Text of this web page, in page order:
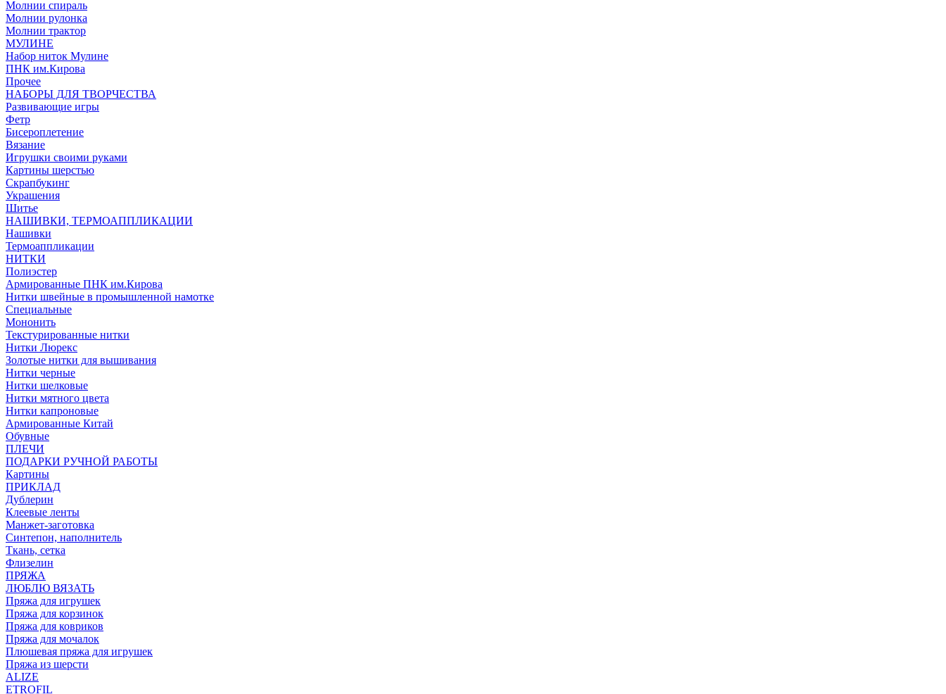
Молнии спираль
Молнии рулонка
Молнии трактор
МУЛИНЕ
Набор ниток Мулине
ПНК им.Кирова
Прочее
НАБОРЫ ДЛЯ ТВОРЧЕСТВА
Развивающие игры
Фетр
Бисероплетение
Вязание
Игрушки своими руками
Картины шерстью
Скрапбукинг
Украшения
Шитье
НАШИВКИ, ТЕРМОАППЛИКАЦИИ
Нашивки
Термоаппликации
НИТКИ
Полиэстер
Армированные ПНК им.Кирова
Нитки швейные в промышленной намотке
Специальные
Мононить
Текстурированные нитки
Нитки Люрекс
Золотые нитки для вышивания
Нитки черные
Нитки шелковые
Нитки мятного цвета
Нитки капроновые
Армированные Китай
Обувные
ПЛЕЧИ
ПОДАРКИ РУЧНОЙ РАБОТЫ
Картины
ПРИКЛАД
Дублерин
Клеевые ленты
Манжет-заготовка
Синтепон, наполнитель
Ткань, сетка
Флизелин
ПРЯЖА
ЛЮБЛЮ ВЯЗАТЬ
Пряжа для игрушек
Пряжа для корзинок
Пряжа для ковриков
Пряжа для мочалок
Плюшевая пряжа для игрушек
Пряжа из шерсти
ALIZE
ETROFIL